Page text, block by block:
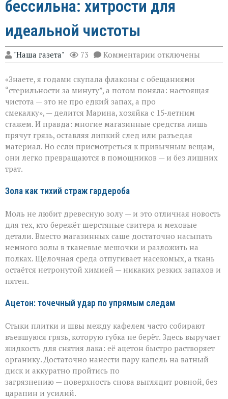
бессильна: хитрости для
идеальной чистоты
"Наша газета" 73 Комментарии к
записи
бытовая
химия
хитрости
для
идеальной
чистоты
отключены
«Знаете, я годами скупала флаконы с обещаниями
“стерильности за минуту”, а потом поняла: настоящая
чистота — это не про едкий запах, а про
смекалку», — делится Марина, хозяйка с 15‑летним
стажем. И правда: многие магазинные средства лишь
прячут грязь, оставляя липкий след или разъедая
материал. Но если присмотреться к привычным вещам,
они легко превращаются в помощников — и без лишних
трат.
Зола как тихий страж гардероба
Моль не любит древесную золу — и это отличная новость
для тех, кто бережёт шерстяные свитера и меховые
детали. Вместо магазинных саше достаточно насыпать
немного золы в тканевые мешочки и разложить на
полках. Щелочная среда отпугивает насекомых, а ткань
остаётся нетронутой химией — никаких резких запахов и
пятен.
Ацетон: точечный удар по упрямым следам
Стыки плитки и швы между кафелем часто собирают
въевшуюся грязь, которую губка не берёт. Здесь выручает
жидкость для снятия лака: её ацетон быстро растворяет
органику. Достаточно нанести пару капель на ватный
диск и аккуратно пройтись по
загрязнению — поверхность снова выглядит ровной, без
царапин и усилий.